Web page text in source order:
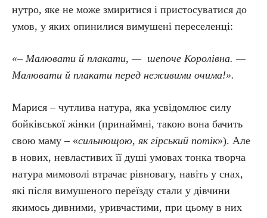
нутро, яке не може змиритися і пристосуватися до
умов, у яких опинилися вимушені переселенці:
«– Малювати й плакати, — шепоче Королівна. —
Малювати й плакати перед неживими очима!».
Марися – чутлива натура, яка усвідомлює силу
бойківської жінки (принаймні, такою вона бачить
свою маму – «сильнющою, як гірський потік»). Але
в нових, невластивих її душі умовах тонка творча
натура мимоволі втрачає рівновагу, навіть у снах,
які після вимушеного переїзду стали у дівчини
якимось дивними, уривчастими, при цьому в них